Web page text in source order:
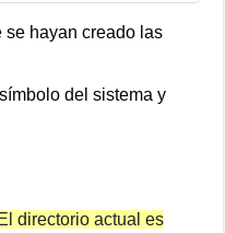
se hayan creado las
del sistema y
directorio actual es